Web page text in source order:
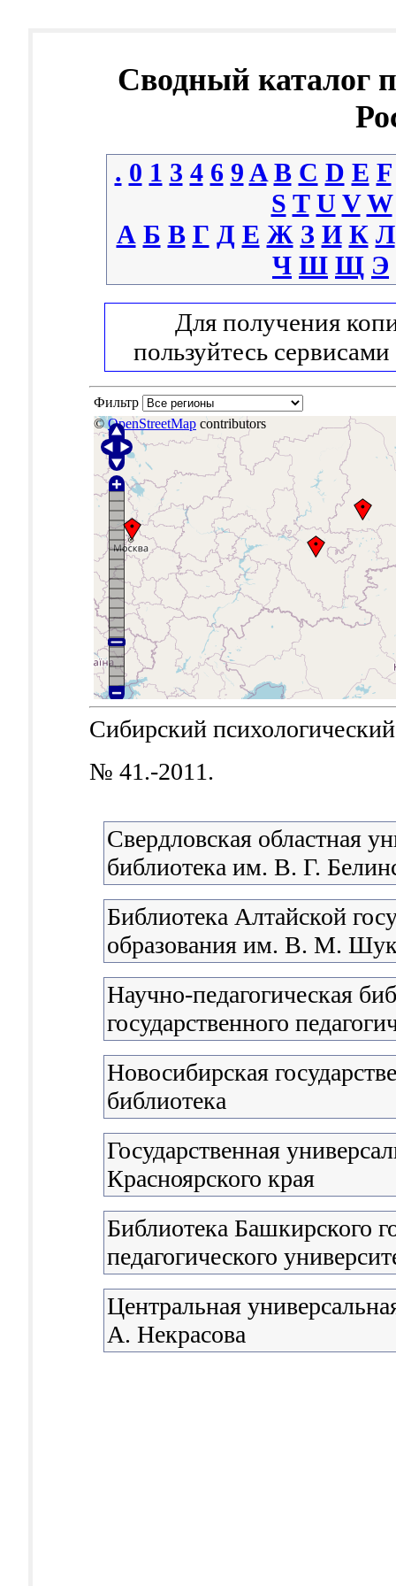
Сводный каталог
. 0 1 3 4 6 9 A B C D E F
S T U V W
А Б В Г Д Е Ж З И К Л
Ч Ш Щ Э
Для получения
пользуйтесь сервисами
Фильтр
©OpenStreetMap contributors
Сибирский
№ 41.-2011.
Свердловская областная
библиотека им. В. Г.
Библиотека Алтайской
образования им. В. М.
Научно-педагогическая
государственного
Новосибирская
библиотека
Государственная
Красноярского края
Библиотека Башкирского
педагогического
Центральная
А. Некрасова